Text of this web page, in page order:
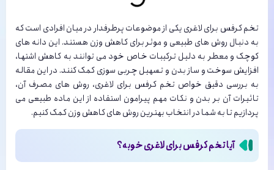
تخم کرفس برای لاغری یکی از موضوعات پرطرفدار در میان افرادی است که
به دنبال روش های طبیعی و موثر برای کاهش وزن هستند. این دانه های
کوچک و معطر به دلیل ترکیبات خاص خود می توانند به کاهش اشتها،
افزایش سوخت و ساز بدن و تسهیل چربی سوزی کمک کنند. در این مقاله
به بررسی دقیق خواص تخم کرفس برای لاغری، روش های مصرف آن،
تاثیرات آن بر بدن و نکات مهم پیرامون استفاده از این ماده طبیعی می
پردازیم تا به شما در انتخاب بهترین روش های کاهش وزن کمک کنیم.
آیا تخم کرفس برای لاغری خوبه؟